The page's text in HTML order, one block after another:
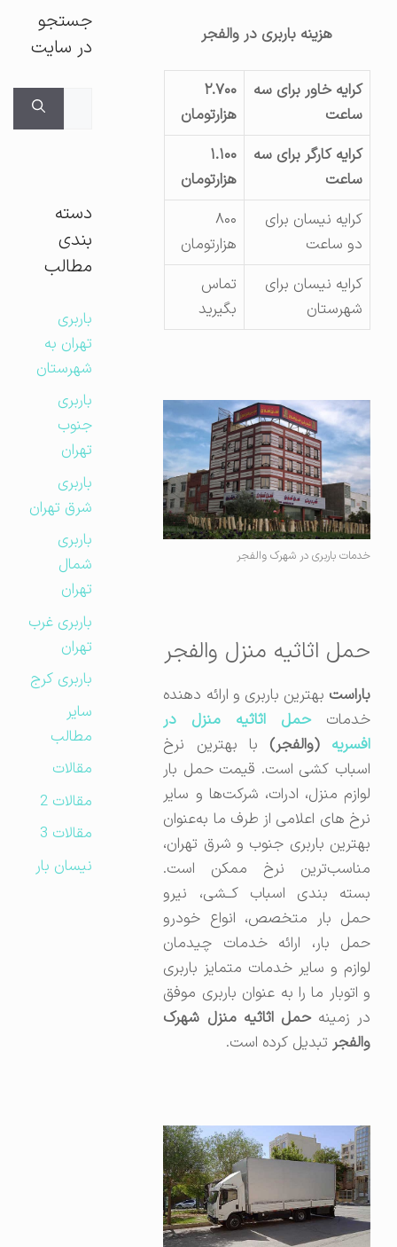
هزینه باربری در والفجر
کرایه خاور برای سه
ساعت
۲.۷۰۰
هزارتومان
کرایه کارگر برای سه
ساعت
۱.۱۰۰
هزارتومان
کرایه نیسان برای
دو ساعت
هزارتومان
کرایه نیسان برای
شهرستان
تماس
بگیرید
خدمات باربری در شهرک والفجر
حمل اثاثیه منزل والفجر
باراستبهترین باربری و ارائه دهنده
خدماتحمل اثاثیه منزل در
افسریه(والفجر)با بهترین نرخ
اسباب کشی است. قیمت حمل بار
لوازم منزل، ادرات، شرکت‌ها و سایر
نرخ های اعلامی از طرف ما به‌عنوان
بهترین باربری جنوب و شرق تهران،
مناسب‌ترین نرخ ممکن است.
بسته بندی اسباب کــشی، نیرو
حمل بار متخصص، انواع خودرو
حمل بار، ارائه خدمات چیدمان
لوازم و سایر خدمات متمایز باربری
و اتوبار ما را به‌ عنوان باربری موفق
در زمینهحمل اثاثیه منزل شهرک
والفجرتبدیل کرده است.
جستجو
در سایت
دسته
بندی
مطالب
باربری
تهران به
شهرستان
باربری
جنوب
تهران
باربری
شرق تهران
باربری
شمال
تهران
باربری غرب
تهران
باربری کرج
مطالب
مقالات
مقالات 2
مقالات 3
نیسان بار